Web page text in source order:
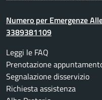
Numero per Emergenze
3389381109
Leggi le FAQ
Prenotazione
Segnalazione disservizio
Richiesta assistenza